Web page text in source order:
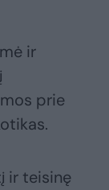
ir
prie
ir teisinę